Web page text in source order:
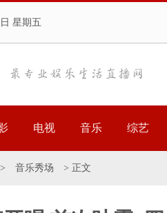
星期五
电视 音乐 综艺
> 音乐秀场 > 正文